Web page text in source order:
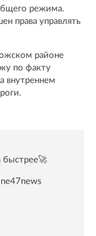
режима.
права управлять
районе
по факту
внутреннем
быстрее🚀